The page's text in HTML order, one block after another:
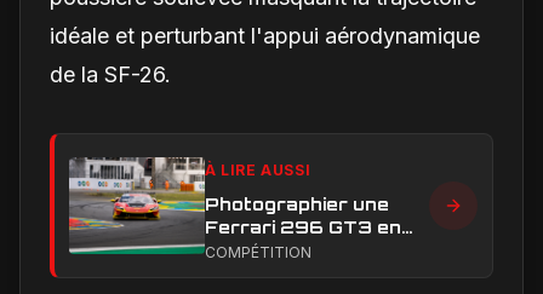
idéale et perturbant l'appui aérodynamique
de la SF-26.
À LIRE AUSSI
Photographier une
Ferrari 296 GT3 en
action : construire une
COMPÉTITION